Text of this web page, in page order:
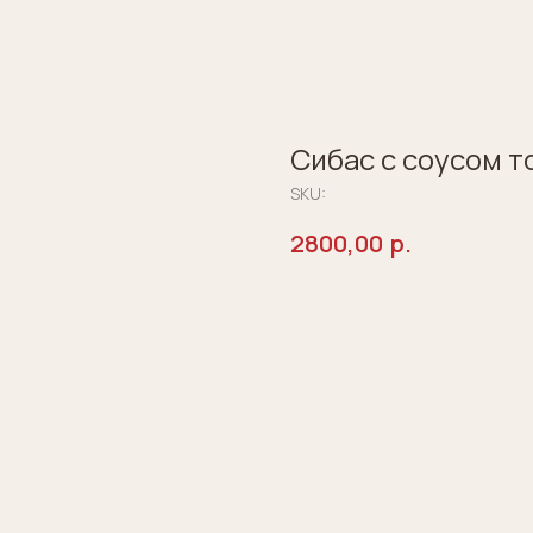
Сибас с соусом
SKU:
2800,00 р.